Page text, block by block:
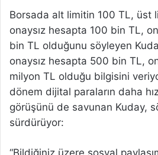
Borsada alt limitin 100 TL, üst
onaysız hesapta 100 bin TL,
bin TL olduğunu söyleyen
onaysız hesapta 500 bin TL,
milyon TL olduğu bilgisini
dönem dijital paraların daha
görüşünü de savunan Kuday,
sürdürüyor:
“Bildiğiniz üzere sosyal